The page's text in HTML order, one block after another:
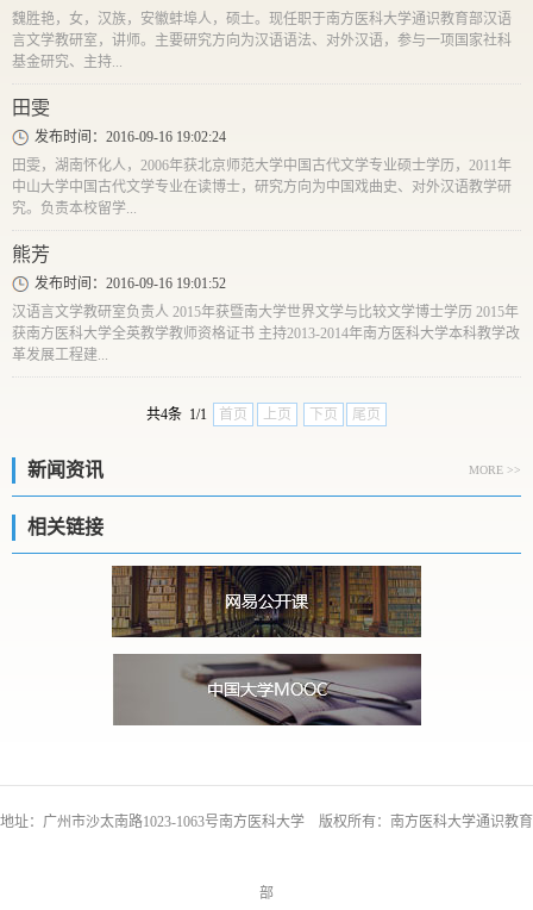
​魏胜艳，女，汉族，安徽蚌埠人，硕士。现任职于南方医科大学通识教育部汉语
言文学教研室，讲师。主要研究方向为汉语语法、对外汉语，参与一项国家社科
基金研究、主持...
田雯
发布时间：2016-09-16 19:02:24
田雯，湖南怀化人，2006年获北京师范大学中国古代文学专业硕士学历，2011年
中山大学中国古代文学专业在读博士，研究方向为中国戏曲史、对外汉语教学研
究。负责本校留学...
熊芳
发布时间：2016-09-16 19:01:52
汉语言文学教研室负责人 2015年获暨南大学世界文学与比较文学博士学历 2015年
获南方医科大学全英教学教师资格证书 主持2013-2014年南方医科大学本科教学改
革发展工程建...
共4条 1/1 首页 上页 下页 尾页
新闻资讯 MORE >>
相关链接
地址：广州市沙太南路1023-1063号南方医科大学 版权所有：南方医科大学通识教育
部